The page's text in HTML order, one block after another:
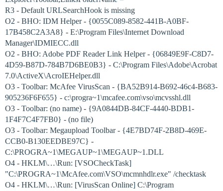
R3 - Default URLSearchHook is missing
O2 - BHO: IDM Helper - {0055C089-8582-441B-A0BF-
17B458C2A3A8} - E:\Program Files\Internet Download
Manager\IDMIECC.dll
O2 - BHO: Adobe PDF Reader Link Helper - {06849E9F-C8D7-
4D59-B87D-784B7D6BE0B3} - C:\Program Files\Adobe\Acrobat
7.0\ActiveX\AcroIEHelper.dll
O3 - Toolbar: McAfee VirusScan - {BA52B914-B692-46c4-B683-
905236F6F655} - c:\progra~1\mcafee.com\vso\mcvsshl.dll
O3 - Toolbar: (no name) - {9A0844DB-84CF-4440-BDB1-
1F4F7C4F7FB0} - (no file)
O3 - Toolbar: Megaupload Toolbar - {4E7BD74F-2B8D-469E-
CCB0-B130EEDBE97C} -
C:\PROGRA~1\MEGAUP~1\MEGAUP~1.DLL
O4 - HKLM\…\Run: [VSOCheckTask]
"C:\PROGRA~1\McAfee.com\VSO\mcmnhdlr.exe" /checktask
O4 - HKLM\…\Run: [VirusScan Online] C:\Program